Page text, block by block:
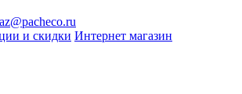
и скидки Интернет магазин